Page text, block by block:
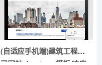
(自适应手机端)建筑工程公